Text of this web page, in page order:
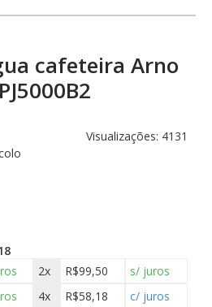
cafeteira Arno
Visualizações: 4131
2x R$99,50
s/ juros
4x R$58,18 c/ juros